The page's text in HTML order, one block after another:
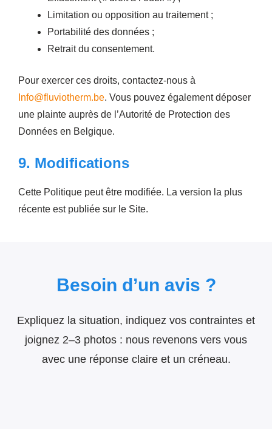
Limitation ou opposition au traitement ;
Portabilité des données ;
Retrait du consentement.
Pour exercer ces droits, contactez-nous à
Info@fluviotherm.be. Vous pouvez également déposer
une plainte auprès de l’Autorité de Protection des
Données en Belgique.
9. Modifications
Cette Politique peut être modifiée. La version la plus
récente est publiée sur le Site.
Besoin d’un avis ?
Expliquez la situation, indiquez vos contraintes et
joignez 2–3 photos : nous revenons vers vous
avec une réponse claire et un créneau.